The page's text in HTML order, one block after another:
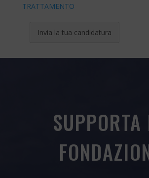
TRATTAMENTO
Invia la tua candidatura
SUPPORTA